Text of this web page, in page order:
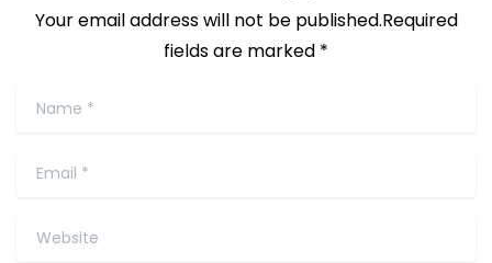
Your email address will not be published.Required
fields are marked *
Name
Email*
Website